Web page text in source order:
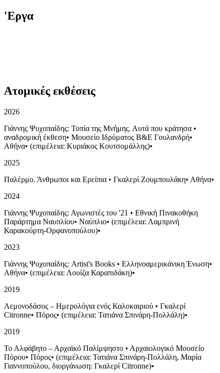
'Εργα
Ατομικές εκθέσεις
2026
Γιάννης Ψυχοπαίδης: Τοπία της Μνήμης. Αυτά που κράτησα •
αναδρομική έκθεση• Μουσείο Ιδρύματος Β&Ε Γουλανδρή•
Αθήνα• (επιμέλεια: Κυριάκος Κουτσομάλλης)•
2025
Παλέρμο. Άνθρωποι και Ερείπια • Γκαλερί Ζουμπουλάκη• Αθήνα•
2024
Γιάννης Ψυχοπαίδης: Αγωνιστές του '21 • Εθνική Πινακοθήκη
Παράρτημα Ναυπλίου• Ναύπλιο• (επιμέλεια: Λαμπρινή
Καρακούρτη-Ορφανοπούλου)•
2023
Γιάννης Ψυχοπαίδης: Artist's Books • Ελληνοαμερικάνικη Ένωση•
Αθήνα• (επιμέλεια: Λουίζα Καραπιδάκη)•
2019
Λεμονοδάσος – Ημερολόγια ενός Καλοκαιριού • Γκαλερί
Citronne• Πόρος• (επιμέλεια: Τατιάνα Σπινάρη-Πολλάλη)•
2019
Το Αλφάβητο – Αρχαϊκό Παλίμψηστο • Αρχαιολογικό Μουσείο
Πόρου• Πόρος• (επιμέλεια: Τατιάνα Σπινάρη-Πολλάλη, Μαρία
Γιαννοπούλου, διοργάνωση: Γκαλερί Citronne)•